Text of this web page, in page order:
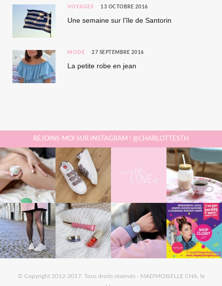
VOYAGES 13 OCTOBRE 2016
Une semaine sur l’île de Santorin
MODE 27 SEPTEMBRE 2016
La petite robe en jean
REJOINS-MOI SUR INSTAGRAM ! @CHARLOTTESTH
© Copyright 2012-2017. Tous droits réservés - MAD'MOISELLE CHA, le